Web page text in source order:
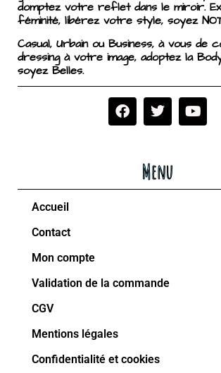
domptez votre reflet dans le miroir.
féminité, libérez votre style, soyez
Casual, Urbain ou Business, à vous de
dressing à votre image, adoptez la
soyez Belles.
Menu
Accueil
Contact
Mon compte
Validation de la commande
CGV
Mentions légales
Confidentialité et cookies